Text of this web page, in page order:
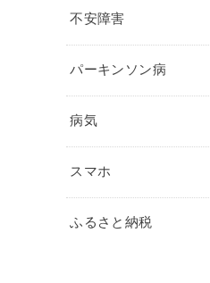
不安障害
パーキンソン病
病気
スマホ
ふるさと納税